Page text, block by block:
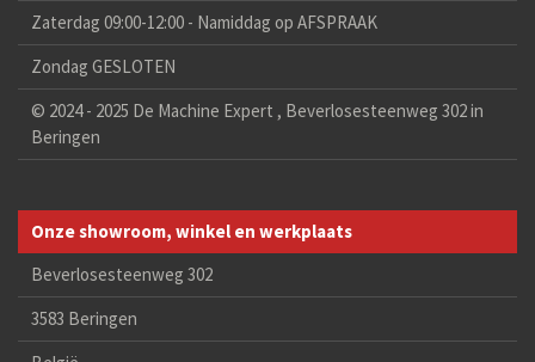
Zaterdag 09:00-12:00 - Namiddag op AFSPRAAK
Zondag GESLOTEN
© 2024 - 2025 De Machine Expert , Beverlosesteenweg 302 in
Beringen
Onze showroom, winkel en werkplaats
Beverlosesteenweg 302
3583 Beringen